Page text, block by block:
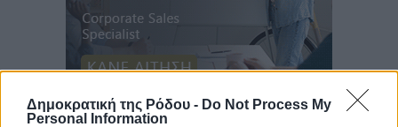
Δημοκρατική της Ρόδου - Do Not Process My
Personal Information
Ροή ειδήσεων